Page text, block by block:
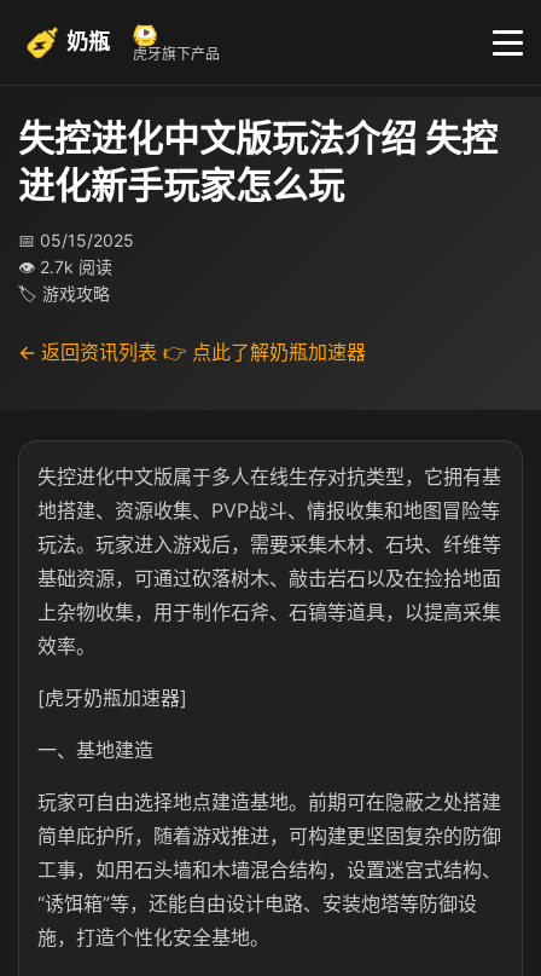
奶瓶 虎牙旗下产品
失控进化中文版玩法介绍 失控
进化新手玩家怎么玩
📅 05/15/2025
👁 2.7k 阅读
🏷 游戏攻略
← 返回资讯列表 👉 点此了解奶瓶加速器
失控进化中文版属于多人在线生存对抗类型，它拥有基
地搭建、资源收集、PVP战斗、情报收集和地图冒险等
玩法。玩家进入游戏后，需要采集木材、石块、纤维等
基础资源，可通过砍落树木、敲击岩石以及在捡拾地面
上杂物收集，用于制作石斧、石镐等道具，以提高采集
效率。
[虎牙奶瓶加速器]
一、基地建造
玩家可自由选择地点建造基地。前期可在隐蔽之处搭建
简单庇护所，随着游戏推进，可构建更坚固复杂的防御
工事，如用石头墙和木墙混合结构，设置迷宫式结构、
“诱饵箱”等，还能自由设计电路、安装炮塔等防御设
施，打造个性化安全基地。